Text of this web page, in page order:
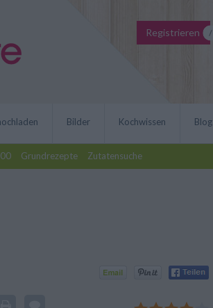
Registrieren
Grundrezepte Zutatensuche
Bilder Kochwissen Blog
den Teller. Das beliebte Rezept stammt aus